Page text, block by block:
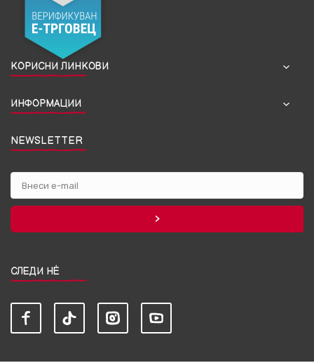
КОРИСНИ ЛИНКОВИ
ИНФОРМАЦИИ
NEWSLETTER
СЛЕДИ НЀ